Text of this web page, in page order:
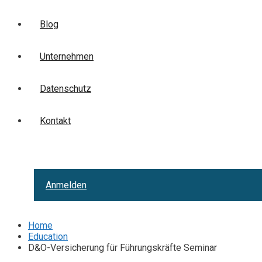
Blog
Unternehmen
Datenschutz
Kontakt
Anmelden
Home
Education
D&O-Versicherung für Führungskräfte Seminar